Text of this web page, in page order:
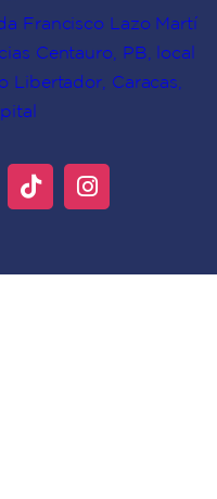
Francisco Lazo Martí
Centauro, PB, local
Libertador, Caracas,